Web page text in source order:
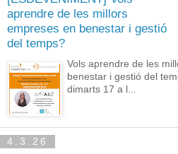
aprendre de les millors
empreses en benestar i gestió
del temps?
Vols aprendre de les
benestar i gestió del
dimarts 17 a l...
4.3.26